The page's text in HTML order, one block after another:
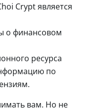
Crypt является
о финансовом
ресурса
по
вам. Но не